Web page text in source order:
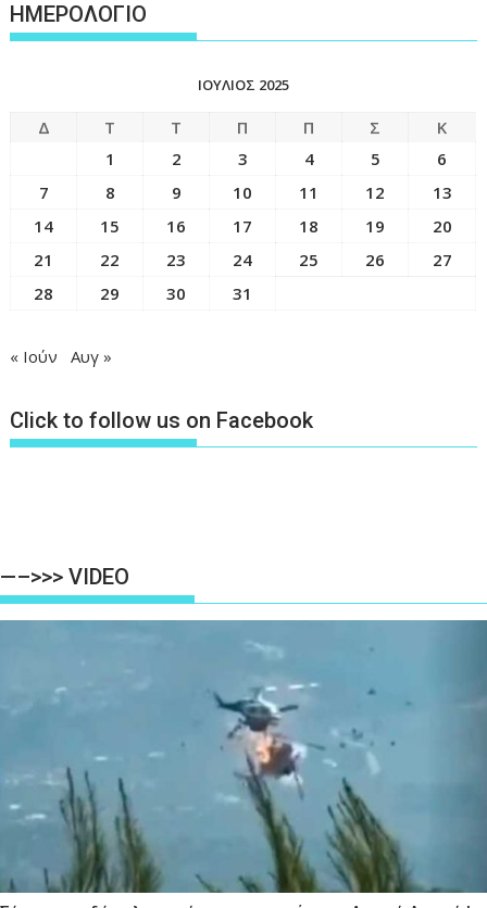
ΗΜΕΡΟΛΟΓΙΟ
ΙΟΎΛΙΟΣ 2025
Δ Τ Τ Π Π Σ
Κ
1
2 3 4 5
6
7
8 9 10 11 12
13
14
15 16 17 18 19
20
21
22 23 24 25 26
27
28
29 30 31
« Ιούν Αυγ »
Click to follow us on Facebook
—–>>> VIDEO